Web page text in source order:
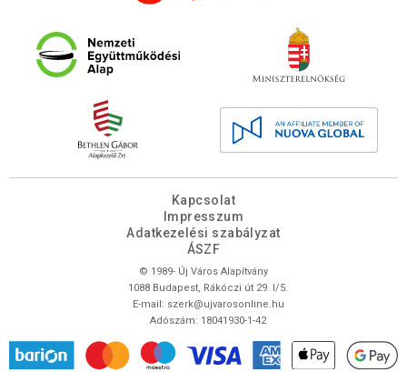
Kapcsolat
Impresszum
Adatkezelési szabályzat
ÁSZF
© 1989- Új Város Alapítvány
1088 Budapest, Rákóczi út 29. I/5.
E-mail: szerk@ujvarosonline.hu
Adószám: 18041930-1-42